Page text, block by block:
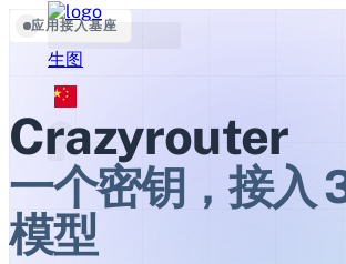
生图
应用接入基座
Crazyrouter
一个密钥，接入
模型